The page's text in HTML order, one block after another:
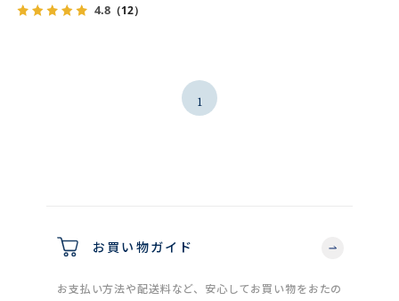
4.8（12）
1
お買い物ガイド
お支払い方法や配送料など、安心してお買い物をおたの